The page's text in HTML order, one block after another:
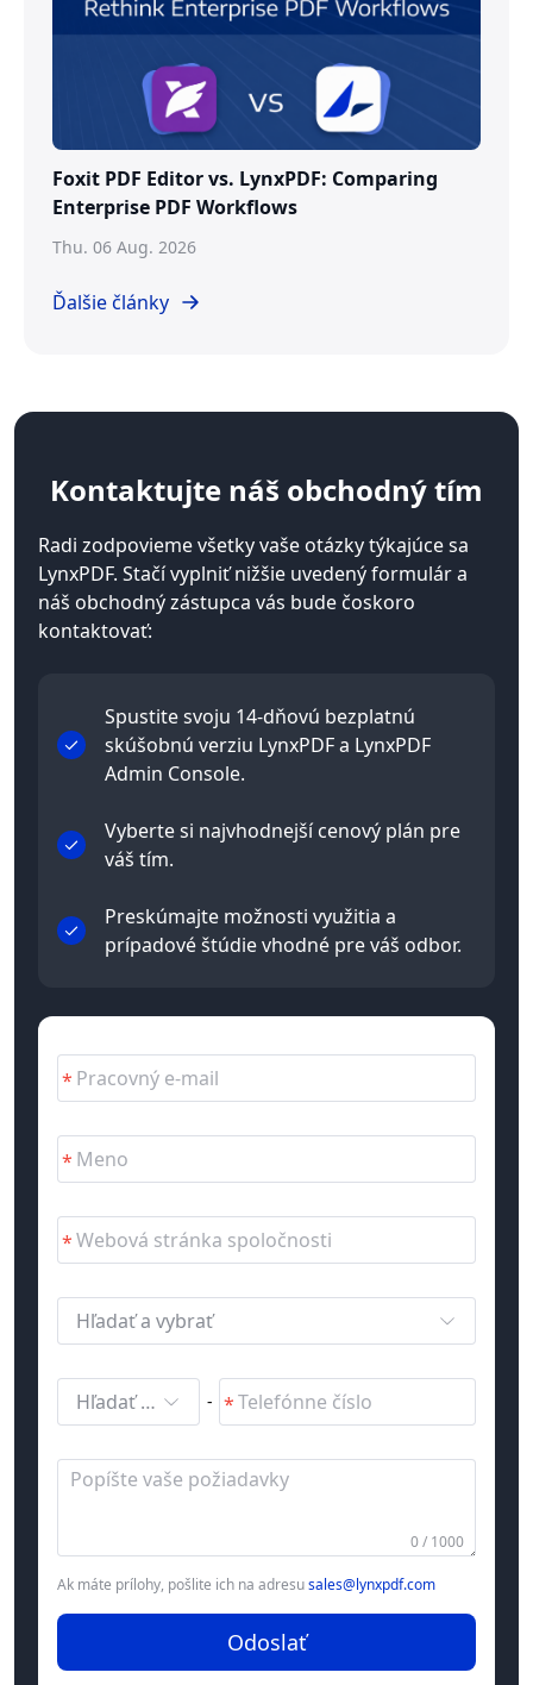
Foxit PDF Editor vs. LynxPDF: Comparing
Enterprise PDF Workflows
Thu. 06 Aug. 2026
Ďalšie články
Kontaktujte náš obchodný tím
Radi zodpovieme všetky vaše otázky týkajúce sa
LynxPDF. Stačí vyplniť nižšie uvedený formulár a
náš obchodný zástupca vás bude čoskoro
kontaktovať:
Spustite svoju 14-dňovú bezplatnú
skúšobnú verziu LynxPDF a LynxPDF
Admin Console.
Vyberte si najvhodnejší cenový plán pre
váš tím.
Preskúmajte možnosti využitia a
prípadové štúdie vhodné pre váš odbor.
Hľadať a vybrať
Hľadať a vybrať -
0 / 1000
Ak máte prílohy, pošlite ich na adresusales@lynxpdf.com
Odoslať